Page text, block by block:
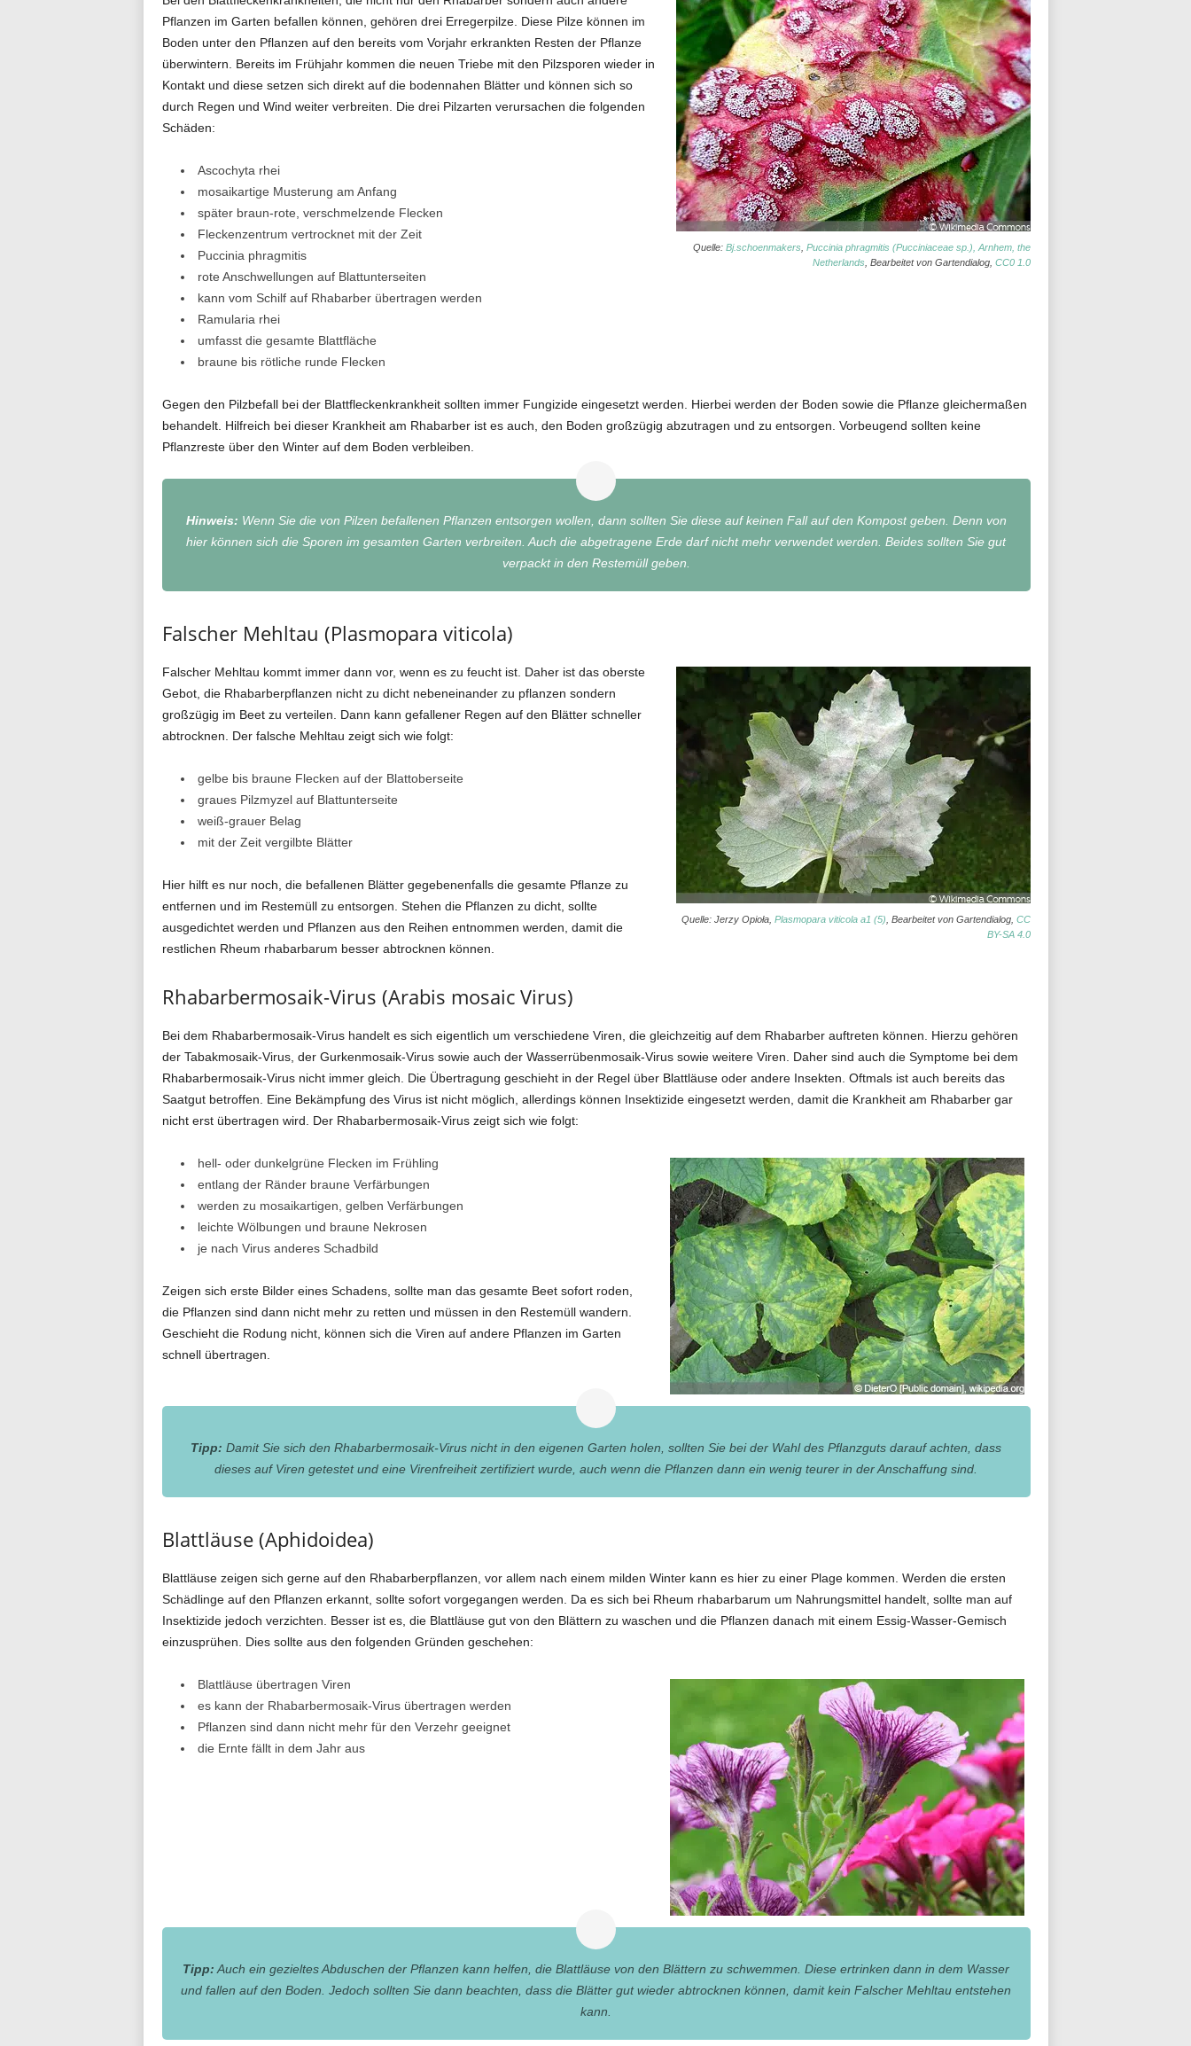
Quelle: Bj.schoenmakers Puccinia phragmitis (Pucciniaceae sp.), Arnhem, the
Netherlands , Bearbeitet von Gartendialog, CC0 1.0
Pflanzen im Garten befallen können, gehören drei Erregerpilze. Diese Pilze können im
Boden unter den Pflanzen auf den bereits vom Vorjahr erkrankten Resten der Pflanze
überwintern. Bereits im Frühjahr kommen die neuen Triebe mit den Pilzsporen wieder in
Kontakt und diese setzen sich direkt auf die bodennahen Blätter und können sich so
durch Regen und Wind weiter verbreiten. Die drei Pilzarten verursachen die folgenden
Schäden:
Ascochyta rhei
mosaikartige Musterung am Anfang
später braun-rote, verschmelzende Flecken
Fleckenzentrum vertrocknet mit der Zeit
Puccinia phragmitis
rote Anschwellungen auf Blattunterseiten
kann vom Schilf auf Rhabarber übertragen werden
Ramularia rhei
umfasst die gesamte Blattfläche
braune bis rötliche runde Flecken
Gegen den Pilzbefall bei der Blattfleckenkrankheit sollten immer Fungizide eingesetzt werden. Hierbei werden der Boden sowie die Pflanze gleichermaßen
behandelt. Hilfreich bei dieser Krankheit am Rhabarber ist es auch, den Boden großzügig abzutragen und zu entsorgen. Vorbeugend sollten keine
Pflanzreste über den Winter auf dem Boden verbleiben.
Hinweis: Wenn Sie die von Pilzen befallenen Pflanzen entsorgen wollen, dann sollten Sie diese auf keinen Fall auf den Kompost geben. Denn von
hier können sich die Sporen im gesamten Garten verbreiten. Auch die abgetragene Erde darf nicht mehr verwendet werden. Beides sollten Sie gut
verpackt in den Restemüll geben.
Falscher Mehltau (Plasmopara viticola)
Quelle: Jerzy Opioła, Plasmopara viticola a1 (5) , Bearbeitet von Gartendialog, CC
BY-SA 4.0
Falscher Mehltau kommt immer dann vor, wenn es zu feucht ist. Daher ist das oberste
Gebot, die Rhabarberpflanzen nicht zu dicht nebeneinander zu pflanzen sondern
großzügig im Beet zu verteilen. Dann kann gefallener Regen auf den Blätter schneller
abtrocknen. Der falsche Mehltau zeigt sich wie folgt:
gelbe bis braune Flecken auf der Blattoberseite
graues Pilzmyzel auf Blattunterseite
weiß-grauer Belag
mit der Zeit vergilbte Blätter
Hier hilft es nur noch, die befallenen Blätter gegebenenfalls die gesamte Pflanze zu
entfernen und im Restemüll zu entsorgen. Stehen die Pflanzen zu dicht, sollte
ausgedichtet werden und Pflanzen aus den Reihen entnommen werden, damit die
restlichen Rheum rhabarbarum besser abtrocknen können.
Rhabarbermosaik-Virus (Arabis mosaic Virus)
Bei dem Rhabarbermosaik-Virus handelt es sich eigentlich um verschiedene Viren, die gleichzeitig auf dem Rhabarber auftreten können. Hierzu gehören
der Tabakmosaik-Virus, der Gurkenmosaik-Virus sowie auch der Wasserrübenmosaik-Virus sowie weitere Viren. Daher sind auch die Symptome bei dem
Rhabarbermosaik-Virus nicht immer gleich. Die Übertragung geschieht in der Regel über Blattläuse oder andere Insekten. Oftmals ist auch bereits das
Saatgut betroffen. Eine Bekämpfung des Virus ist nicht möglich, allerdings können Insektizide eingesetzt werden, damit die Krankheit am Rhabarber gar
nicht erst übertragen wird. Der Rhabarbermosaik-Virus zeigt sich wie folgt:
hell- oder dunkelgrüne Flecken im Frühling
entlang der Ränder braune Verfärbungen
werden zu mosaikartigen, gelben Verfärbungen
leichte Wölbungen und braune Nekrosen
je nach Virus anderes Schadbild
Zeigen sich erste Bilder eines Schadens, sollte man das gesamte Beet sofort roden,
die Pflanzen sind dann nicht mehr zu retten und müssen in den Restemüll wandern.
Geschieht die Rodung nicht, können sich die Viren auf andere Pflanzen im Garten
schnell übertragen.
Tipp: Damit Sie sich den Rhabarbermosaik-Virus nicht in den eigenen Garten holen, sollten Sie bei der Wahl des Pflanzguts darauf achten, dass
dieses auf Viren getestet und eine Virenfreiheit zertifiziert wurde, auch wenn die Pflanzen dann ein wenig teurer in der Anschaffung sind.
Blattläuse (Aphidoidea)
Blattläuse zeigen sich gerne auf den Rhabarberpflanzen, vor allem nach einem milden Winter kann es hier zu einer Plage kommen. Werden die ersten
Schädlinge auf den Pflanzen erkannt, sollte sofort vorgegangen werden. Da es sich bei Rheum rhabarbarum um Nahrungsmittel handelt, sollte man auf
Insektizide jedoch verzichten. Besser ist es, die Blattläuse gut von den Blättern zu waschen und die Pflanzen danach mit einem Essig-Wasser-Gemisch
einzusprühen. Dies sollte aus den folgenden Gründen geschehen:
Blattläuse übertragen Viren
es kann der Rhabarbermosaik-Virus übertragen werden
Pflanzen sind dann nicht mehr für den Verzehr geeignet
die Ernte fällt in dem Jahr aus
Tipp: Auch ein gezieltes Abduschen der Pflanzen kann helfen, die Blattläuse von den Blättern zu schwemmen. Diese ertrinken dann in dem Wasser
und fallen auf den Boden. Jedoch sollten Sie dann beachten, dass die Blätter gut wieder abtrocknen können, damit kein Falscher Mehltau entstehen
kann.